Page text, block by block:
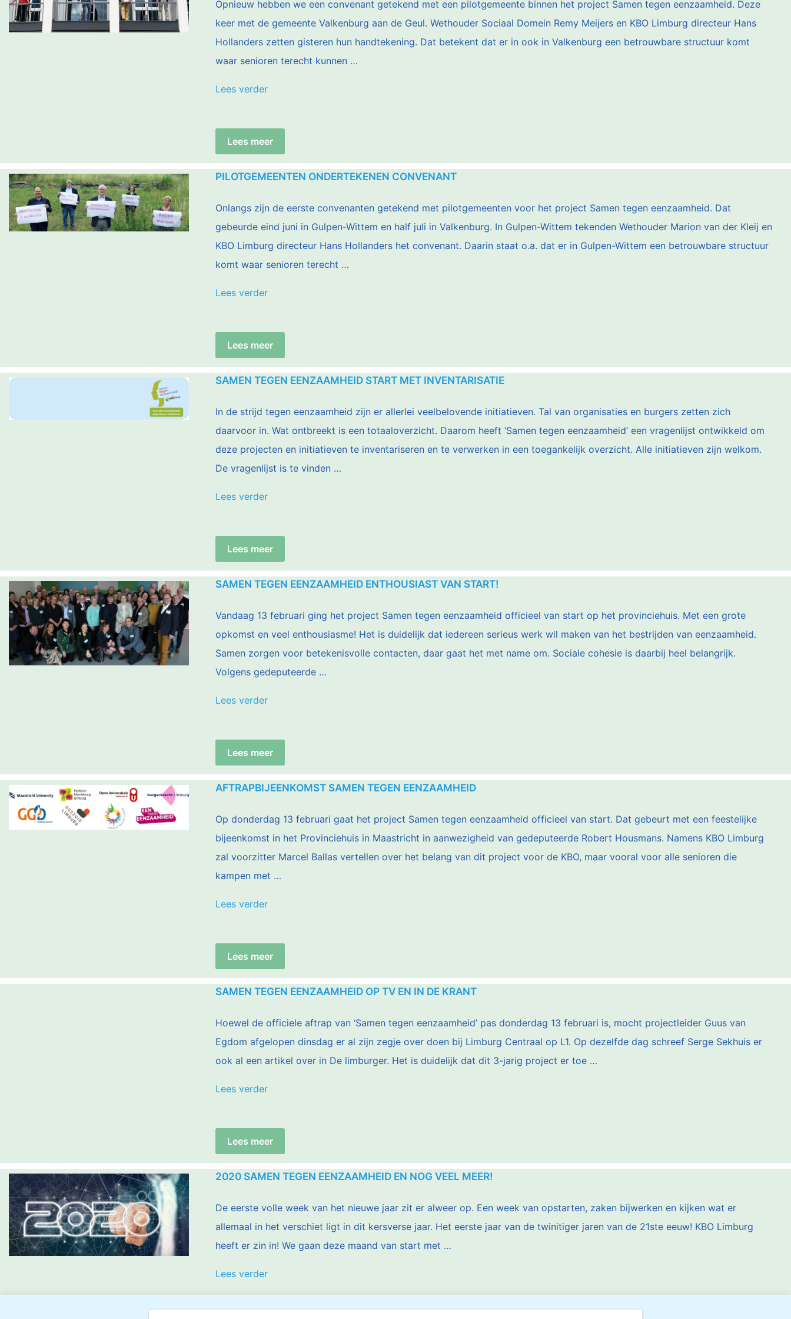
Opnieuw hebben we een convenant getekend met een pilotgemeente binnen het project Samen tegen eenzaamheid. Deze
keer met de gemeente Valkenburg aan de Geul. Wethouder Sociaal Domein Remy Meijers en KBO Limburg directeur Hans
Hollanders zetten gisteren hun handtekening. Dat betekent dat er in ook in Valkenburg een betrouwbare structuur komt
waar senioren terecht kunnen …
Lees verder“Ook
aan
de
Geul
strijdt
mee:
Samen
tegen
eenzaamheid”
Lees meer
PILOTGEMEENTEN ONDERTEKENEN CONVENANT
Onlangs zijn de eerste convenanten getekend met pilotgemeenten voor het project Samen tegen eenzaamheid. Dat
gebeurde eind juni in Gulpen-Wittem en half juli in Valkenburg. In Gulpen-Wittem tekenden Wethouder Marion van der Kleij en
KBO Limburg directeur Hans Hollanders het convenant. Daarin staat o.a. dat er in Gulpen-Wittem een betrouwbare structuur
komt waar senioren terecht …
Lees verder“Pilotgemeenten
convenant”
Lees meer
SAMEN TEGEN EENZAAMHEID START MET INVENTARISATIE
In de strijd tegen eenzaamheid zijn er allerlei veelbelovende initiatieven. Tal van organisaties en burgers zetten zich
daarvoor in. Wat ontbreekt is een totaaloverzicht. Daarom heeft ‘Samen tegen eenzaamheid’ een vragenlijst ontwikkeld om
deze projecten en initiatieven te inventariseren en te verwerken in een toegankelijk overzicht. Alle initiatieven zijn welkom.
De vragenlijst is te vinden …
Lees verder“Samen
eenzaamheid
start
met
inventarisatie”
Lees meer
SAMEN TEGEN EENZAAMHEID ENTHOUSIAST VAN START!
Vandaag 13 februari ging het project Samen tegen eenzaamheid officieel van start op het provinciehuis. Met een grote
opkomst en veel enthousiasme! Het is duidelijk dat iedereen serieus werk wil maken van het bestrijden van eenzaamheid.
Samen zorgen voor betekenisvolle contacten, daar gaat het met name om. Sociale cohesie is daarbij heel belangrijk.
Volgens gedeputeerde …
Lees verder“Samen
eenzaamheid
enthousiast
van
start!”
Lees meer
AFTRAPBIJEENKOMST SAMEN TEGEN EENZAAMHEID
Op donderdag 13 februari gaat het project Samen tegen eenzaamheid officieel van start. Dat gebeurt met een feestelijke
bijeenkomst in het Provinciehuis in Maastricht in aanwezigheid van gedeputeerde Robert Housmans. Namens KBO Limburg
zal voorzitter Marcel Ballas vertellen over het belang van dit project voor de KBO, maar vooral voor alle senioren die
kampen met …
Lees verder“Aftrapbijeenkomst
tegen
eenzaamheid”
Lees meer
SAMEN TEGEN EENZAAMHEID OP TV EN IN DE KRANT
Hoewel de officiele aftrap van ‘Samen tegen eenzaamheid’ pas donderdag 13 februari is, mocht projectleider Guus van
Egdom afgelopen dinsdag er al zijn zegje over doen bij Limburg Centraal op L1. Op dezelfde dag schreef Serge Sekhuis er
ook al een artikel over in De limburger. Het is duidelijk dat dit 3-jarig project er toe …
Lees verder“Samen
eenzaamheid
op
TV
en
in
krant”
Lees meer
2020 SAMEN TEGEN EENZAAMHEID EN NOG VEEL MEER!
De eerste volle week van het nieuwe jaar zit er alweer op. Een week van opstarten, zaken bijwerken en kijken wat er
allemaal in het verschiet ligt in dit kersverse jaar. Het eerste jaar van de twinitiger jaren van de 21ste eeuw! KBO Limburg
heeft er zin in! We gaan deze maand van start met …
Lees verder“2020
Samen
tegen